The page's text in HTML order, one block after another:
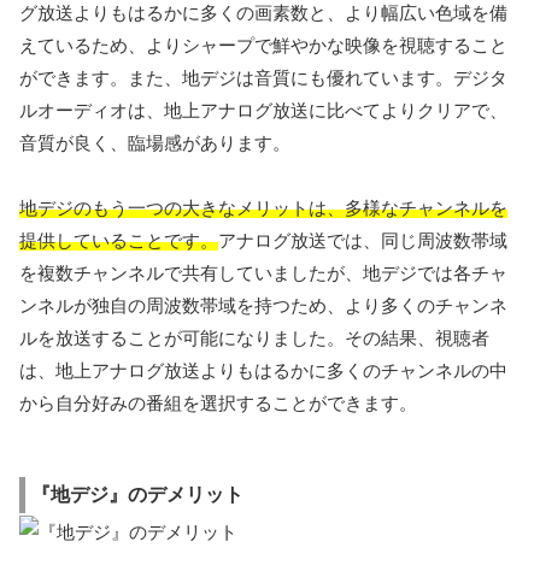
グ放送よりもはるかに多くの画素数と、より幅広い色域を備
えているため、よりシャープで鮮やかな映像を視聴すること
ができます。また、地デジは音質にも優れています。デジタ
ルオーディオは、地上アナログ放送に比べてよりクリアで、
音質が良く、臨場感があります。
地デジのもう一つの大きなメリットは、多様なチャンネルを
提供していることです。アナログ放送では、同じ周波数帯域
を複数チャンネルで共有していましたが、地デジでは各チャ
ンネルが独自の周波数帯域を持つため、より多くのチャンネ
ルを放送することが可能になりました。その結果、視聴者
は、地上アナログ放送よりもはるかに多くのチャンネルの中
から自分好みの番組を選択することができます。
『地デジ』のデメリット